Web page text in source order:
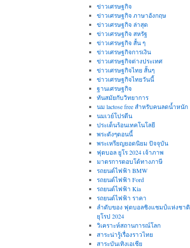
ข่าวเศรษฐกิจ
ข่าวเศรษฐกิจ ภาษาอังกฤษ
ข่าวเศรษฐกิจ ล่าสุด
ข่าวเศรษฐกิจ สหรัฐ
ข่าวเศรษฐกิจ สั้น ๆ
ข่าวเศรษฐกิจการเงิน
ข่าวเศรษฐกิจต่างประเทศ
ข่าวเศรษฐกิจไทย สั้นๆ
ข่าวเศรษฐกิจไทยวันนี้
ฐานเศรษฐกิจ
ทันสมัยกับวิทยาการ
นม lactose free สำหรับคนลดน้ำหนัก
นมเวย์โปรตีน
ประเด็นร้อนเทคโนโลยี
พระดังๆตอนนี้
พระเหรียญยอดนิยม ปัจจุบัน
ฟุตบอล ยูโร 2024 เจ้าภาพ
มาตรการตอบโต้ทางภาษี
รถยนต์ไฟฟ้า BMW
รถยนต์ไฟฟ้า Ford
รถยนต์ไฟฟ้า Kia
รถยนต์ไฟฟ้า ราคา
ลำดับของ ฟุตบอลชิงแชมป์แห่งชาติ
ยุโรป 2024
วิเคราะห์สถานการณ์โลก
สาระน่ารู้เรื่องราวไทย
สาระบันเทิงเอเชีย